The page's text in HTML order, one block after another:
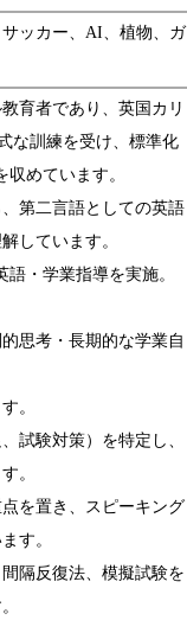
ッカー、AI、植物、ガ
育者であり、英国カリ
な訓練を受け、標準化
めています。
第二言語としての英語
しています。
・学業指導を実施。
思考・長期的な学業自
。
試験対策）を特定し、
。
を置き、スピーキング
す。
隔反復法、模擬試験を